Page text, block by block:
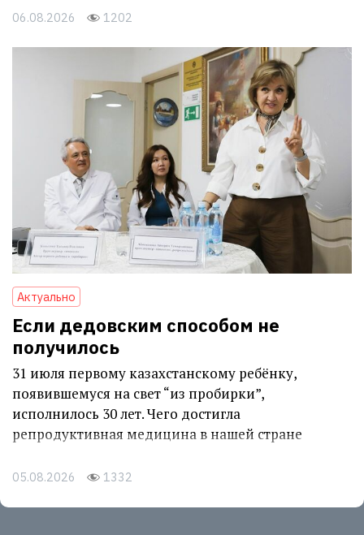
06.08.2026 1202
Актуально
Если дедовским способом не
получилось
31 июля первому казахстанскому ребёнку,
появившемуся на свет “из пробирки”,
исполнилось 30 лет. Чего достигла
репродуктивная медицина в нашей стране
05.08.2026 1332